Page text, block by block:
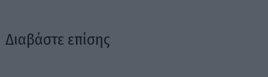
Διαβάστε επίσης